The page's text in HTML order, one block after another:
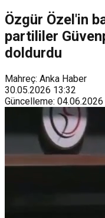
Özgür Özel'in
partililer
doldurdu
Mahreç: Anka Haber
30.05.2026 13:32
Güncelleme: 04.06.2026